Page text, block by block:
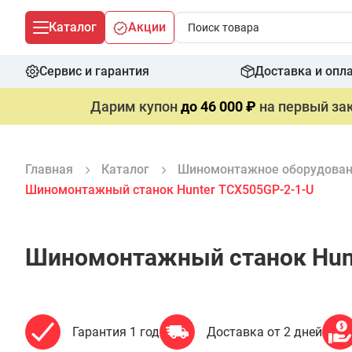
Каталог Акции
Сервис и гарантия Доставка и
Дарим купондо 46 000 ₽ на первый
Главная Каталог Шиномонтажное
Шиномонтажный станок Hunter TCX505GP-2-1-U
Шиномонтажный станок
Гарантия 1 год Доставка от 2 дней